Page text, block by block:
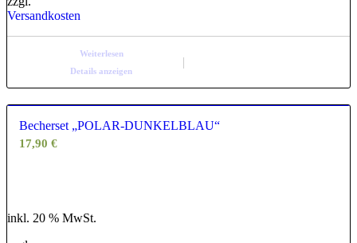
Versandkosten
Weiterlesen
Details anzeigen
Becherset „POLAR-DUNKELBLAU“
17,90 €
inkl. 20 % MwSt.